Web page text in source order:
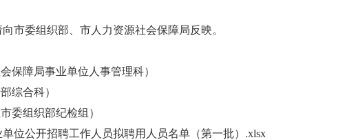
市委组织部、市人力资源社会保障局反映。
保障局事业单位人事管理科）
综合科）
委组织部纪检组）
单位公开招聘工作人员拟聘用人员名单（第一批）.xlsx